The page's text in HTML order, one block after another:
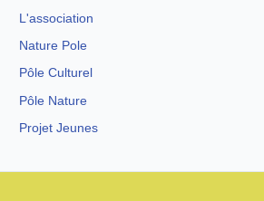
L'association
Nature Pole
Pôle Culturel
Pôle Nature
Projet Jeunes